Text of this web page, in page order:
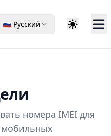
🇷🇺 Русский
номера IMEI для
мобильных